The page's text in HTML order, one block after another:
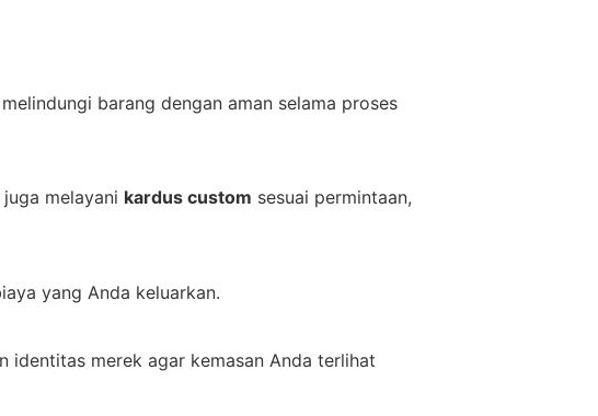
barang dengan aman selama proses
melayani kardus custom sesuai permintaan,
yang Anda keluarkan.
identitas merek agar kemasan Anda terlihat